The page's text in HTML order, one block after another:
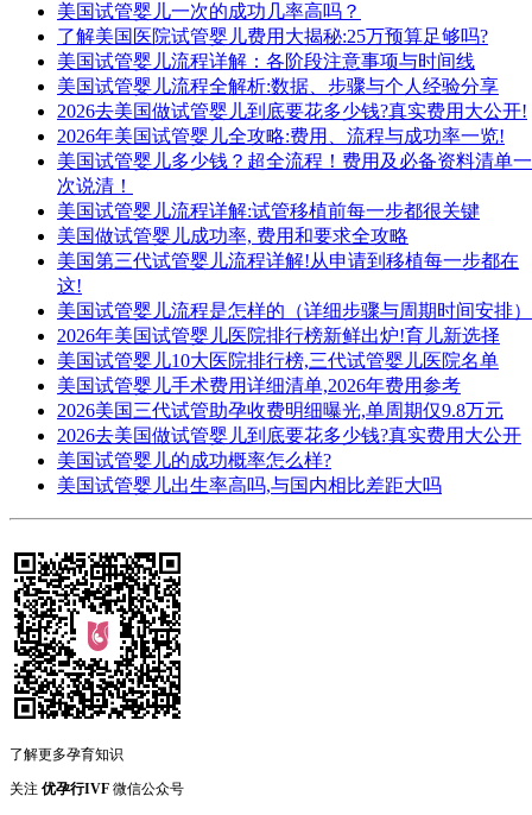
美国试管婴儿一次的成功几率高吗？
了解美国医院试管婴儿费用大揭秘:25万预算足够吗?
美国试管婴儿流程详解：各阶段注意事项与时间线
美国试管婴儿流程全解析:数据、步骤与个人经验分享
2026去美国做试管婴儿到底要花多少钱?真实费用大公开!
2026年美国试管婴儿全攻略:费用、流程与成功率一览!
美国试管婴儿多少钱？超全流程！费用及必备资料清单一
次说清！
美国试管婴儿流程详解:试管移植前每一步都很关键
美国做试管婴儿成功率, 费用和要求全攻略
美国第三代试管婴儿流程详解!从申请到移植每一步都在
这!
美国试管婴儿流程是怎样的（详细步骤与周期时间安排）
2026年美国试管婴儿医院排行榜新鲜出炉!育儿新选择
美国试管婴儿10大医院排行榜,三代试管婴儿医院名单
美国试管婴儿手术费用详细清单,2026年费用参考
2026美国三代试管助孕收费明细曝光,单周期仅9.8万元
2026去美国做试管婴儿到底要花多少钱?真实费用大公开
美国试管婴儿的成功概率怎么样?
美国试管婴儿出生率高吗,与国内相比差距大吗
了解更多孕育知识
关注 优孕行IVF 微信公众号